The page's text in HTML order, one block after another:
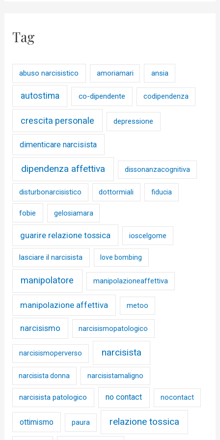
Tag
abuso narcisistico amoriamari ansia
autostima co-dipendente codipendenza
crescita personale depressione
dimenticare narcisista
dipendenza affettiva dissonanzacognitiva
disturbonarcisistico dottormiali fiducia
fobie gelosiamara
guarire relazione tossica ioscelgome
lasciare il narcisista love bombing
manipolatore manipolazioneaffettiva
manipolazione affettiva metoo
narcisismo narcisismopatologico
narcisismoperverso narcisista
narcisista donna narcisistamaligno
narcisista patologico no contact nocontact
ottimismo paura relazione tossica